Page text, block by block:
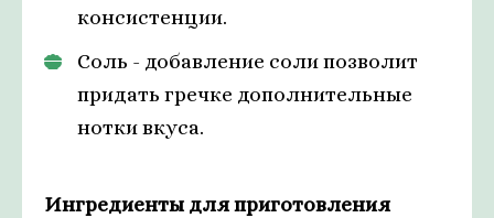
консистенции.
Соль - добавление соли позволит
придать гречке дополнительные
нотки вкуса.
Ингредиенты для приготовления